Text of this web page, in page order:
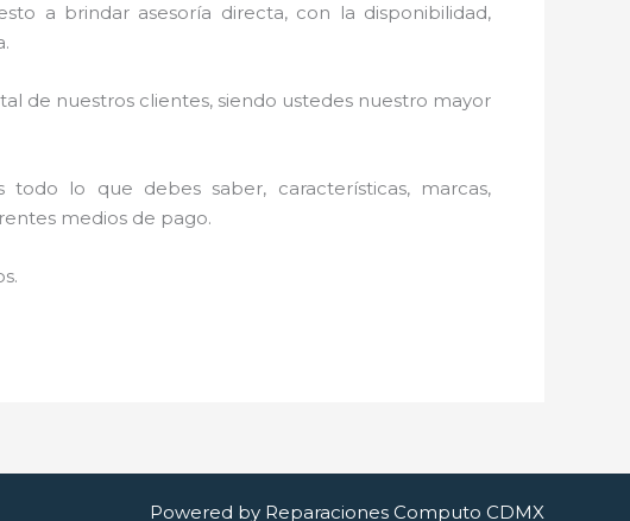
a brindar asesoría directa, con la disponibilidad,
de nuestros clientes, siendo ustedes nuestro mayor
lo que debes saber, características, marcas,
medios de pago.
Powered by Reparaciones Computo CDMX